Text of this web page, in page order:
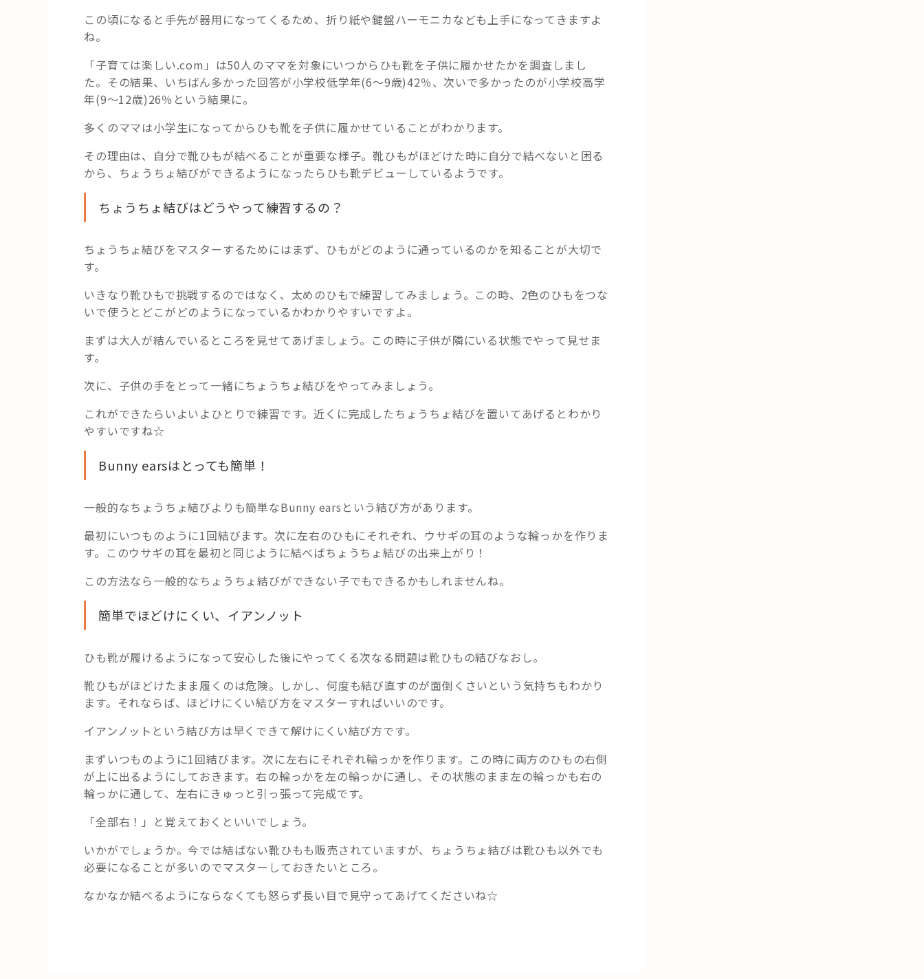
この頃になると手先が器用になってくるため、折り紙や鍵盤ハーモニカなども上手になってきますよ
ね。
「子育ては楽しい.com」は50人のママを対象にいつからひも靴を子供に履かせたかを調査しまし
た。その結果、いちばん多かった回答が小学校低学年(6～9歳)42％、次いで多かったのが小学校高学
年(9～12歳)26％という結果に。
多くのママは小学生になってからひも靴を子供に履かせていることがわかります。
その理由は、自分で靴ひもが結べることが重要な様子。靴ひもがほどけた時に自分で結べないと困る
から、ちょうちょ結びができるようになったらひも靴デビューしているようです。
ちょうちょ結びはどうやって練習するの？
ちょうちょ結びをマスターするためにはまず、ひもがどのように通っているのかを知ることが大切で
す。
いきなり靴ひもで挑戦するのではなく、太めのひもで練習してみましょう。この時、2色のひもをつな
いで使うとどこがどのようになっているかわかりやすいですよ。
まずは大人が結んでいるところを見せてあげましょう。この時に子供が隣にいる状態でやって見せま
す。
次に、子供の手をとって一緒にちょうちょ結びをやってみましょう。
これができたらいよいよひとりで練習です。近くに完成したちょうちょ結びを置いてあげるとわかり
やすいですね☆
Bunny earsはとっても簡単！
一般的なちょうちょ結びよりも簡単なBunny earsという結び方があります。
最初にいつものように1回結びます。次に左右のひもにそれぞれ、ウサギの耳のような輪っかを作りま
す。このウサギの耳を最初と同じように結べばちょうちょ結びの出来上がり！
この方法なら一般的なちょうちょ結びができない子でもできるかもしれませんね。
簡単でほどけにくい、イアンノット
ひも靴が履けるようになって安心した後にやってくる次なる問題は靴ひもの結びなおし。
靴ひもがほどけたまま履くのは危険。しかし、何度も結び直すのが面倒くさいという気持ちもわかり
ます。それならば、ほどけにくい結び方をマスターすればいいのです。
イアンノットという結び方は早くできて解けにくい結び方です。
まずいつものように1回結びます。次に左右にそれぞれ輪っかを作ります。この時に両方のひもの右側
が上に出るようにしておきます。右の輪っかを左の輪っかに通し、その状態のまま左の輪っかも右の
輪っかに通して、左右にきゅっと引っ張って完成です。
「全部右！」と覚えておくといいでしょう。
いかがでしょうか。今では結ばない靴ひもも販売されていますが、ちょうちょ結びは靴ひも以外でも
必要になることが多いのでマスターしておきたいところ。
なかなか結べるようにならなくても怒らず長い目で見守ってあげてくださいね☆